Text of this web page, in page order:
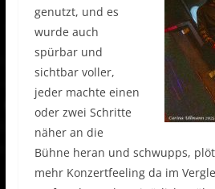
genutzt, und es
wurde auch
spürbar und
sichtbar voller,
jeder machte einen
oder zwei Schritte
näher an die
Bühne heran und schwupps,
mehr Konzertfeeling da im